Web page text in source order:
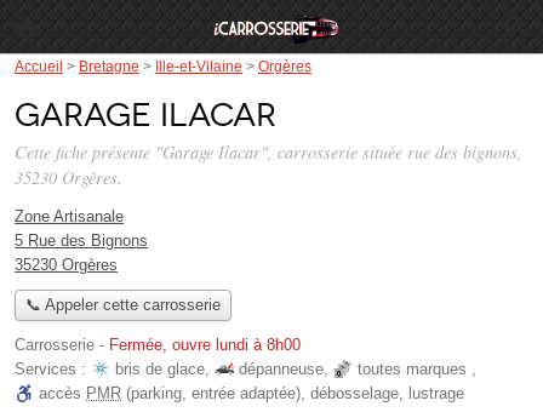
Accueil > Bretagne > Ille-et-Vilaine > Orgères
Garage Ilacar
Cette fiche présente "Garage Ilacar", carrosserie située rue des bignons,
35230 Orgères.
Zone Artisanale
5 Rue des Bignons
35230 Orgères
📞 Appeler cette carrosserie
Carrosserie - Fermée, ouvre lundi à 8h00
Services :
bris de glace, dépanneuse, toutes marques ,
accès PMR (parking, entrée adaptée), débosselage, lustrage